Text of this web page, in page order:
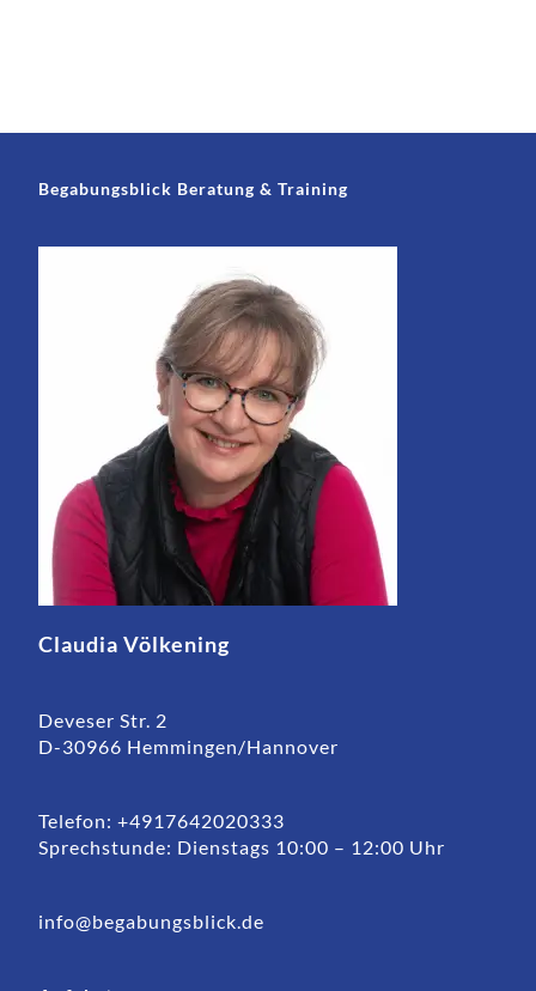
Begabungsblick Beratung & Training
Claudia Völkening
Deveser Str. 2
D-30966 Hemmingen/Hannover
Telefon: +4917642020333
Sprechstunde: Dienstags 10:00 – 12:00 Uhr
info@begabungsblick.de